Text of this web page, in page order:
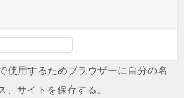
使用するためブラウザーに自分の名
、サイトを保存する。